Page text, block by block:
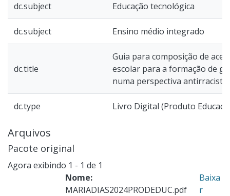
dc.subject Educação tecnológica
dc.subject Ensino médio integrado
dc.title
Guia para composição de
escolar para a formação de
numa perspectiva antirracista
dc.type Livro Digital (Produto
Arquivos
Pacote original
Agora exibindo 1 - 1 de 1
Nome:
MARIADIAS2024PRODEDUC.pdf
Baixa
r